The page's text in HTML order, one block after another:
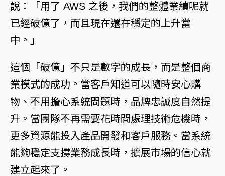
說：「用了 AWS 之後，我們的整體業績呢就
已經破億了，而且現在還在穩定的上升當
中。」
這個「破億」不只是數字的成長，而是整個商
業模式的成功。當客戶知道可以隨時安心購
物、不用擔心系統問題時，品牌忠誠度自然提
升。當團隊不再需要花時間處理技術危機時，
更多資源能投入產品開發和客戶服務。當系統
能夠穩定支撐業務成長時，擴展市場的信心就
建立起來了。